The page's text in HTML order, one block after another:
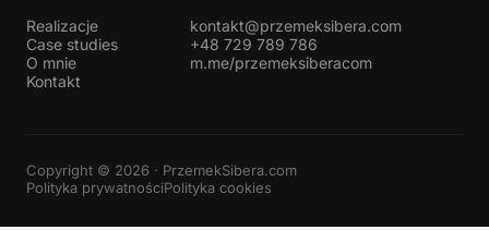
Realizacje
Case studies
O mnie
Kontakt
kontakt@przemeksibera.com
+48 729 789 786
m.me/przemeksiberacom
Copyright © 2026 · PrzemekSibera.com
Polityka prywatnościPolityka cookies